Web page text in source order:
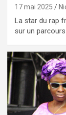
17 mai 2025
La star du rap
sur un